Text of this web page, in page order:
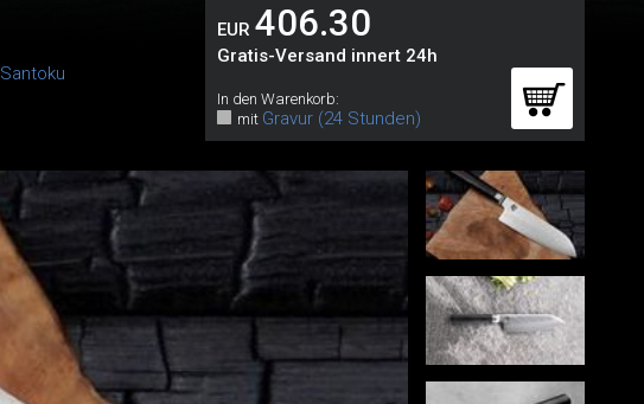
Santoku
EUR 406.30
Gratis-Versand innert 24h
In den Warenkorb:
mit Gravur (24 Stunden)